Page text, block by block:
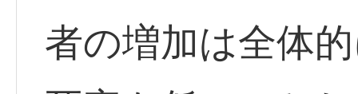
者の増加は全体